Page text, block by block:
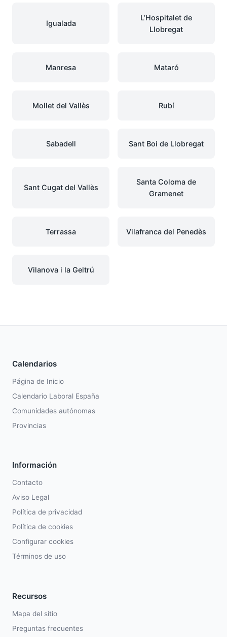
Igualada
L’Hospitalet de
Llobregat
Manresa Mataró
Mollet del Vallès Rubí
Sabadell Sant Boi de Llobregat
Sant Cugat del Vallès
Santa Coloma de
Gramenet
Terrassa Vilafranca del Penedès
Vilanova i la Geltrú
Calendarios
Página de Inicio
Calendario Laboral España
Comunidades autónomas
Provincias
Información
Contacto
Aviso Legal
Política de privacidad
Política de cookies
Configurar cookies
Términos de uso
Recursos
Mapa del sitio
Preguntas frecuentes